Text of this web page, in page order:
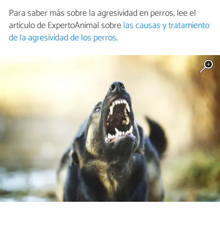
Para saber más sobre la agresividad en perros, lee el
artículo de ExpertoAnimal sobrelas causas y tratamiento
de la agresividad de los perros.